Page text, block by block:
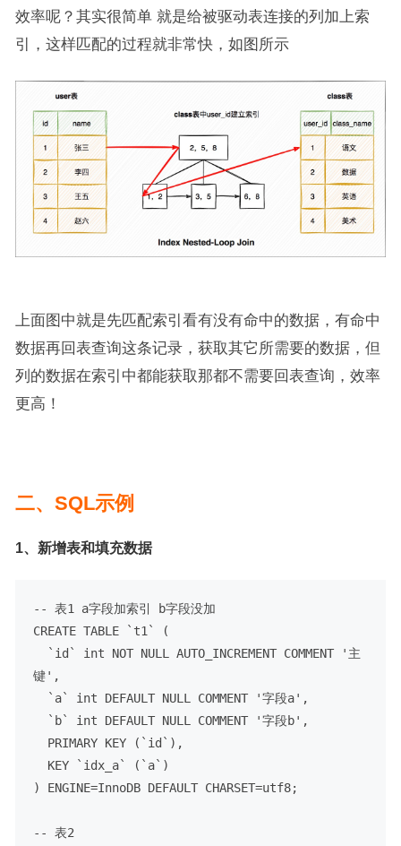
效率呢？其实很简单 就是给被驱动表连接的列加上索
引，这样匹配的过程就非常快，如图所示
上面图中就是先匹配索引看有没有命中的数据，有命中
数据再回表查询这条记录，获取其它所需要的数据，但
列的数据在索引中都能获取那都不需要回表查询，效率
更高！
二、SQL示例
1、新增表和填充数据
-- 表1 a字段加索引 b字段没加
CREATE TABLE `t1` (
  `id`
int NOT NULL AUTO_INCREMENT COMMENT
'主
键' ,
  `a`
int DEFAULT NULL COMMENT '字段a' ,
  `b`
int DEFAULT NULL COMMENT '字段b' ,
PRIMARY KEY (`id`),
) ENGINE=InnoDB DEFAULT CHARSET=utf8;
-- 表2